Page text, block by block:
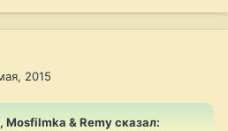
2015
Mosfilmka & Remy сказал: